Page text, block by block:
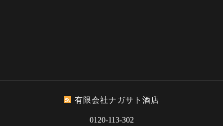
有限会社ナガサト酒店
0120-113-302